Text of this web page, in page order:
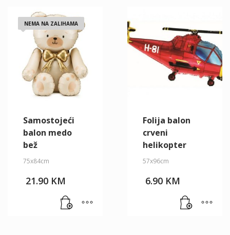
NEMA NA ZALIHAMA
Samostojeći
balon medo
bež
75x84cm
21.90 KM
Folija balon
crveni
helikopter
57x96cm
6.90 KM